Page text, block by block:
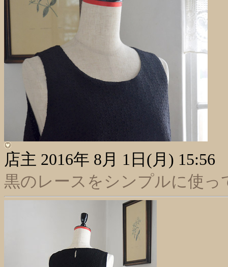
店主 2016年 8月 1日(月) 15:56
黒のレースをシンプルに使っ